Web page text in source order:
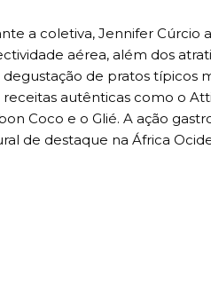
a coletiva, Jennifer Cúrcio
aérea, além dos
degustação de pratos típicos
autênticas como o
Coco e o Glié. A ação
de destaque na África